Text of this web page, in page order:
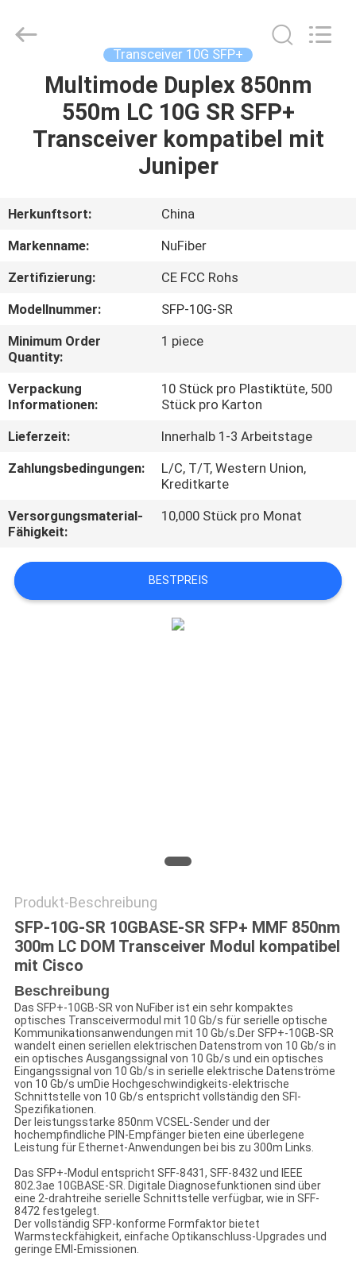
HAUS
PRODUKTE
UNS
AUSFLUG
QUALITÄTSKONTROLLE
TRETEN
MIT
UNS
VERBINDUNG
NACHRICHTEN
Co.,Ltd.
Transceiver 10G SFP+
Multimode Duplex 850nm
550m LC 10G SR SFP+
Transceiver kompatibel mit
Juniper
Herkunftsort:
China
Markenname:
NuFiber
Zertifizierung:
CE FCC Rohs
Modellnummer:
SFP-10G-SR
Minimum Order
Quantity:
1 piece
Verpackung
Informationen:
10 Stück pro Plastiktüte, 500
Stück pro Karton
Lieferzeit:
Innerhalb 1-3 Arbeitstage
Zahlungsbedingungen:
L/C, T/T, Western Union,
Kreditkarte
Versorgungsmaterial-
Fähigkeit:
10,000 Stück pro Monat
BESTPREIS
Produkt-Beschreibung
SFP-10G-SR 10GBASE-SR SFP+ MMF 850nm
300m LC DOM Transceiver Modul kompatibel
mit Cisco
Beschreibung
Das SFP+-10GB-SR von NuFiber ist ein sehr kompaktes
optisches Transceivermodul mit 10 Gb/s für serielle optische
Kommunikationsanwendungen mit 10 Gb/s.Der SFP+-10GB-SR
wandelt einen seriellen elektrischen Datenstrom von 10 Gb/s in
ein optisches Ausgangssignal von 10 Gb/s und ein optisches
Eingangssignal von 10 Gb/s in serielle elektrische Datenströme
von 10 Gb/s umDie Hochgeschwindigkeits-elektrische
Schnittstelle von 10 Gb/s entspricht vollständig den SFI-
Spezifikationen.
Der leistungsstarke 850nm VCSEL-Sender und der
hochempfindliche PIN-Empfänger bieten eine überlegene
Leistung für Ethernet-Anwendungen bei bis zu 300m Links.
Das SFP+-Modul entspricht SFF-8431, SFF-8432 und IEEE
802.3ae 10GBASE-SR. Digitale Diagnosefunktionen sind über
eine 2-drahtreihe serielle Schnittstelle verfügbar, wie in SFF-
8472 festgelegt.
Der vollständig SFP-konforme Formfaktor bietet
Warmsteckfähigkeit, einfache Optikanschluss-Upgrades und
geringe EMI-Emissionen.